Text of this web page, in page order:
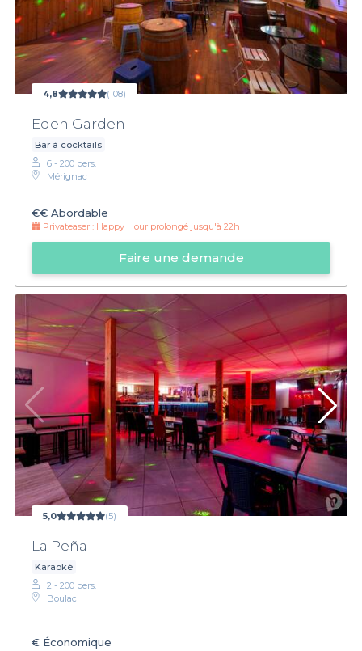
4,8 (108)
Eden Garden
Bar à cocktails
6 - 200 pers.
Mérignac
€€ Abordable
Privateaser : Happy Hour prolongé jusqu'à 22h
Faire une demande
5,0 (5)
La Peña
Karaoké
2 - 200 pers.
Boulac
€ Économique